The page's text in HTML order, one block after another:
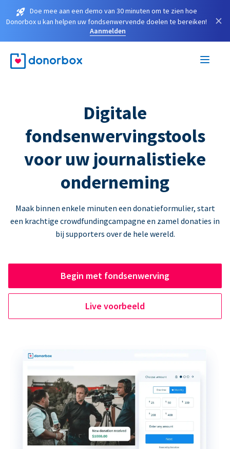
Doe mee aan een demo van 30 minuten om te zien hoe
Donorbox u kan helpen uw fondsenwervende doelen te bereiken!
Aanmelden
×
Digitale
fondsenwervingstools
voor uw journalistieke
onderneming
Maak binnen enkele minuten een donatieformulier, start
een krachtige crowdfundingcampagne en zamel donaties in
bij supporters over de hele wereld.
Begin met fondsenwerving
Live voorbeeld